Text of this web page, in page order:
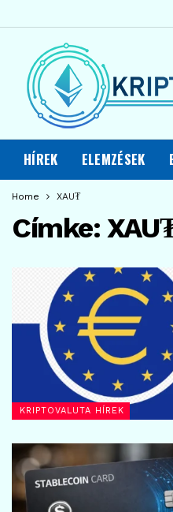
HÍREK ELEMZÉSEK
Home XAU₮
Címke:
KRIPTOVALUTA HÍREK